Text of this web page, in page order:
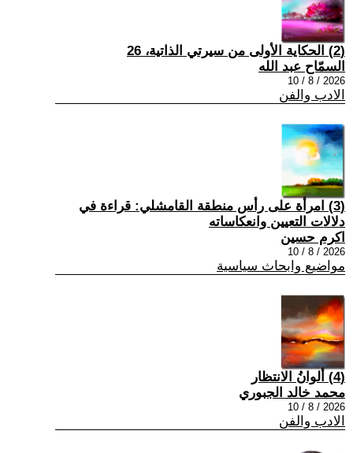
(2) الحكاية الأولى من سيرتي الذاتية، 26
السمّاح عبد الله
2026 / 8 / 10
الادب والفن
(3) امرأة على رأس منطقة القامشلي: قراءة في
دلالات التعيين وانعكاساته
اكرم حسين
2026 / 8 / 10
مواضيع وابحاث سياسية
(4) ألوانُ الانتظار
محمد خالد الجبوري
2026 / 8 / 10
الادب والفن